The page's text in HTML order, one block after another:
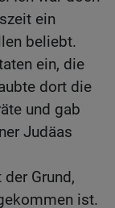
ein
beliebt.
ein, die
dort die
und gab
Judäas
Grund,
ist.